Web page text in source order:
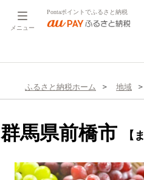
メニュー
Pontaポイントでふるさと納税
ふるさと納税ホーム 地域
群馬県前橋市 【